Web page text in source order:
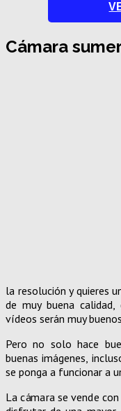
Cámara
la resolución y quieres
de muy buena
vídeos serán muy
Pero no solo hace
buenas imágenes,
se ponga a funcionar a
La cámara se vende